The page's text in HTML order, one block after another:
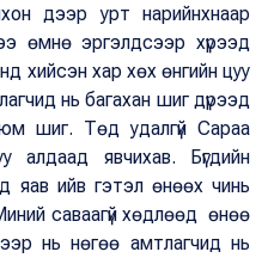
дээр урт нарийнхнаар
өмнө эргэлдсээр хүрээд
хийсэн хар хөх өнгийн цуу
нь багахан шиг дүрээд
шиг. Төд удалгүй Сараа
алдаад явчихав. Бүгдийн
яав ийв гэтэл өнөөх чинь
саваагүй хөдлөөд өнөө
нь нөгөө амтлагчид нь